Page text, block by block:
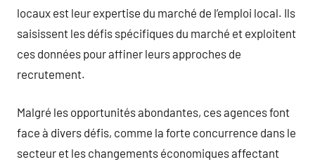
locaux est leur expertise du marché de l’emploi local. Ils
saisissent les défis spécifiques du marché et exploitent
ces données pour affiner leurs approches de
recrutement.
Malgré les opportunités abondantes, ces agences font
face à divers défis, comme la forte concurrence dans le
secteur et les changements économiques affectant